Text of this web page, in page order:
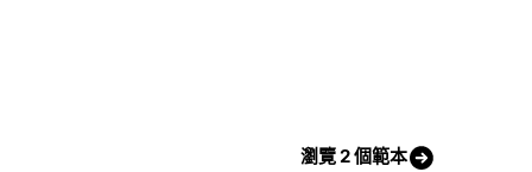
瀏覽 2 個範本